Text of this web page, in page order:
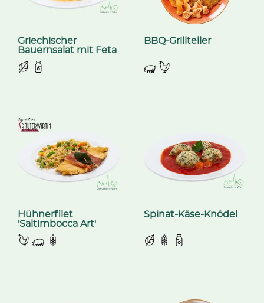
Griechischer
Bauernsalat mit Feta
BBQ-Grillteller
Hühnerfilet
'Saltimbocca Art'
Spinat-Käse-Knödel